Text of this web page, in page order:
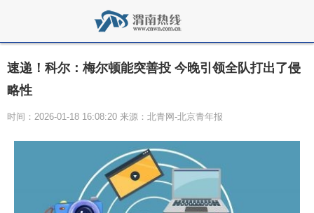
速递！科尔：梅尔顿能突善投 今晚引领全队打出了侵
略性
时间：2026-01-18 16:08:20 来源：北青网-北京青年报